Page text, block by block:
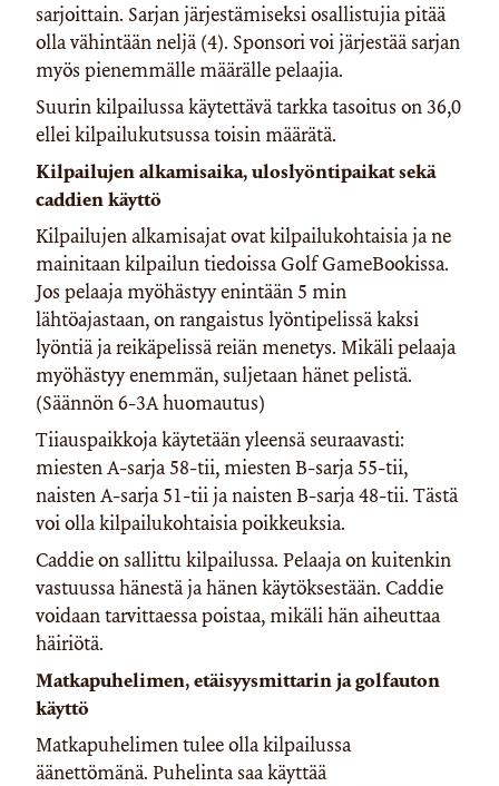
sarjoittain. Sarjan järjestämiseksi osallistujia pitää
olla vähintään neljä (4). Sponsori voi järjestää sarjan
myös pienemmälle määrälle pelaajia.
Suurin kilpailussa käytettävä tarkka tasoitus on 36,0
ellei kilpailukutsussa toisin määrätä.
Kilpailujen alkamisaika, uloslyöntipaikat sekä
caddien käyttö
Kilpailujen alkamisajat ovat kilpailukohtaisia ja ne
mainitaan kilpailun tiedoissa Golf GameBookissa.
Jos pelaaja myöhästyy enintään 5 min
lähtöajastaan, on rangaistus lyöntipelissä kaksi
lyöntiä ja reikäpelissä reiän menetys. Mikäli pelaaja
myöhästyy enemmän, suljetaan hänet pelistä.
(Säännön 6-3A huomautus)
Tiiauspaikkoja käytetään yleensä seuraavasti:
miesten A-sarja 58-tii, miesten B-sarja 55-tii,
naisten A-sarja 51-tii ja naisten B-sarja 48-tii. Tästä
voi olla kilpailukohtaisia poikkeuksia.
Caddie on sallittu kilpailussa. Pelaaja on kuitenkin
vastuussa hänestä ja hänen käytöksestään. Caddie
voidaan tarvittaessa poistaa, mikäli hän aiheuttaa
häiriötä.
Matkapuhelimen, etäisyysmittarin ja golfauton
käyttö
Matkapuhelimen tulee olla kilpailussa
äänettömänä. Puhelinta saa käyttää